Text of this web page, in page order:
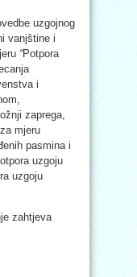
uzgojnog
vanjštine i
“Potpora
i
zaprega,
mjeru
pasmina i
uzgoju
uzgoju
zahtjeva